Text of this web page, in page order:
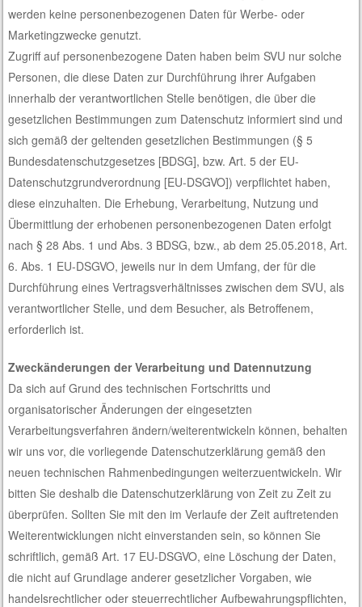
werden keine personenbezogenen Daten für Werbe- oder
Marketingzwecke genutzt.
Zugriff auf personenbezogene Daten haben beim SVU nur solche
Personen, die diese Daten zur Durchführung ihrer Aufgaben
innerhalb der verantwortlichen Stelle benötigen, die über die
gesetzlichen Bestimmungen zum Datenschutz informiert sind und
sich gemäß der geltenden gesetzlichen Bestimmungen (§ 5
Bundesdatenschutzgesetzes [BDSG], bzw. Art. 5 der EU-
Datenschutzgrundverordnung [EU-DSGVO]) verpflichtet haben,
diese einzuhalten. Die Erhebung, Verarbeitung, Nutzung und
Übermittlung der erhobenen personenbezogenen Daten erfolgt
nach § 28 Abs. 1 und Abs. 3 BDSG, bzw., ab dem 25.05.2018, Art.
6. Abs. 1 EU-DSGVO, jeweils nur in dem Umfang, der für die
Durchführung eines Vertragsverhältnisses zwischen dem SVU, als
verantwortlicher Stelle, und dem Besucher, als Betroffenem,
erforderlich ist.
Zweckänderungen der Verarbeitung und Datennutzung
Da sich auf Grund des technischen Fortschritts und
organisatorischer Änderungen der eingesetzten
Verarbeitungsverfahren ändern/weiterentwickeln können, behalten
wir uns vor, die vorliegende Datenschutzerklärung gemäß den
neuen technischen Rahmenbedingungen weiterzuentwickeln. Wir
bitten Sie deshalb die Datenschutzerklärung von Zeit zu Zeit zu
überprüfen. Sollten Sie mit den im Verlaufe der Zeit auftretenden
Weiterentwicklungen nicht einverstanden sein, so können Sie
schriftlich, gemäß Art. 17 EU-DSGVO, eine Löschung der Daten,
die nicht auf Grundlage anderer gesetzlicher Vorgaben, wie
handelsrechtlicher oder steuerrechtlicher Aufbewahrungspflichten,